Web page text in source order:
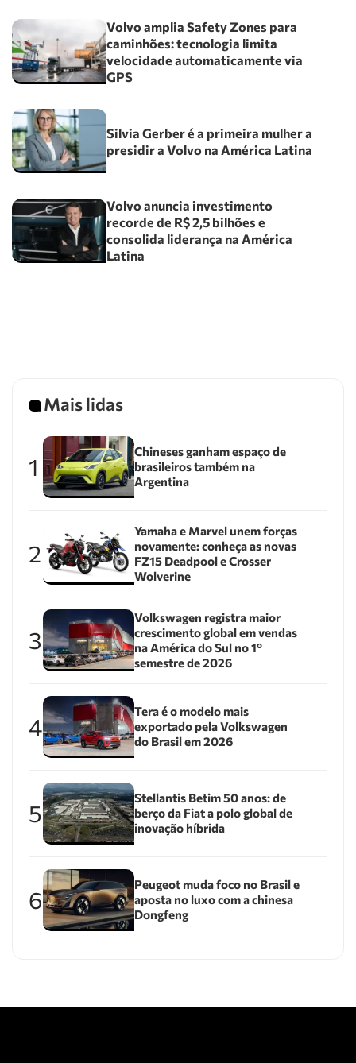
Volvo amplia Safety Zones para
caminhões: tecnologia limita
velocidade automaticamente via
GPS
Silvia Gerber é a primeira mulher a
presidir a Volvo na América Latina
Volvo anuncia investimento
recorde de R$ 2,5 bilhões e
consolida liderança na América
Latina
Mais lidas
1
Chineses ganham espaço de
brasileiros também na
Argentina
2
Yamaha e Marvel unem forças
novamente: conheça as novas
FZ15 Deadpool e Crosser
Wolverine
3
Volkswagen registra maior
crescimento global em vendas
na América do Sul no 1º
semestre de 2026
4
Tera é o modelo mais
exportado pela Volkswagen
do Brasil em 2026
5
Stellantis Betim 50 anos: de
berço da Fiat a polo global de
inovação híbrida
6
Peugeot muda foco no Brasil e
aposta no luxo com a chinesa
Dongfeng